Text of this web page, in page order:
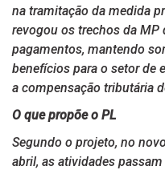
na tramitação da medida
revogou os trechos da
pagamentos, mantendo
benefícios para o setor de
a compensação tributária
O que propõe o PL
Segundo o projeto, no
abril, as atividades